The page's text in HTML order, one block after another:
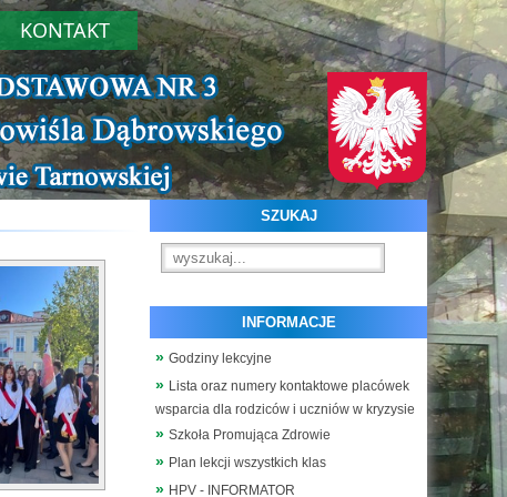
KONTAKT
SZUKAJ
INFORMACJE
Godziny lekcyjne
Lista oraz numery kontaktowe placówek
wsparcia dla rodziców i uczniów w kryzysie
Szkoła Promująca Zdrowie
Plan lekcji wszystkich klas
HPV - INFORMATOR